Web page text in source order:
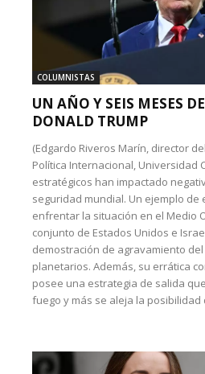
COLUMNISTAS
UN AÑO Y SEIS MESES
DONALD TRUMP
(Edgardo Riveros Marín, director
Política Internacional, Universidad
estratégicos han impactado
seguridad mundial. Un ejemplo de
enfrentar la situación en el Medio
conjunto de Estados Unidos e
demostración de agravamiento
planetarios. Además, su errática
posee una estrategia de salida
fuego y más se aleja la posibilidad